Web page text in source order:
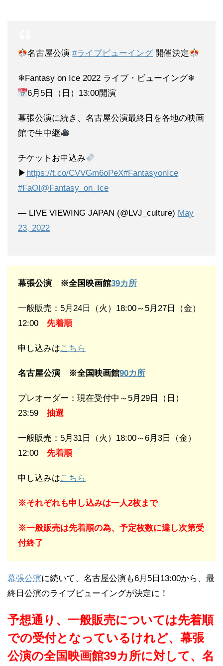
名古屋公演#ライブビューイング 開催決定
❄Fantasy on Ice 2022 ライブ・ビューイング❄
6月5日（日）13:00開演
幕張公演に続き、名古屋公演最終日を各地の映画
館で生中継
チケットお申込み
▶ https://t.co/CVVGm6oPeX#FantasyonIce
#FaOI@Fantasy_on_Ice
— LIVE VIEWING JAPAN (@LVJ_culture) May
23, 2022
幕張公演 ※全国映画館39カ所
一般販売：5月24日（火）18:00～5月27日（金）
12:00 先着順
申し込みはこちら
名古屋公演 ※全国映画館90カ所
プレオーダー：現在受付中～5月29日（日）
23:59 抽選
一般販売：5月31日（火）18:00～6月3日（金）
12:00 先着順
申し込みはこちら
※それぞれも申し込みは一人2枚まで
※一般販売は先着順の為、予定枚数に達し次第受
付終了
幕張公演に続いて、名古屋公演も6月5日13:00から、最
終日公演のライブビューイングが決定に！
予想通り、一般販売については先着順
での受付となっているけれど、幕張
公演の全国映画館39カ所に対して、名